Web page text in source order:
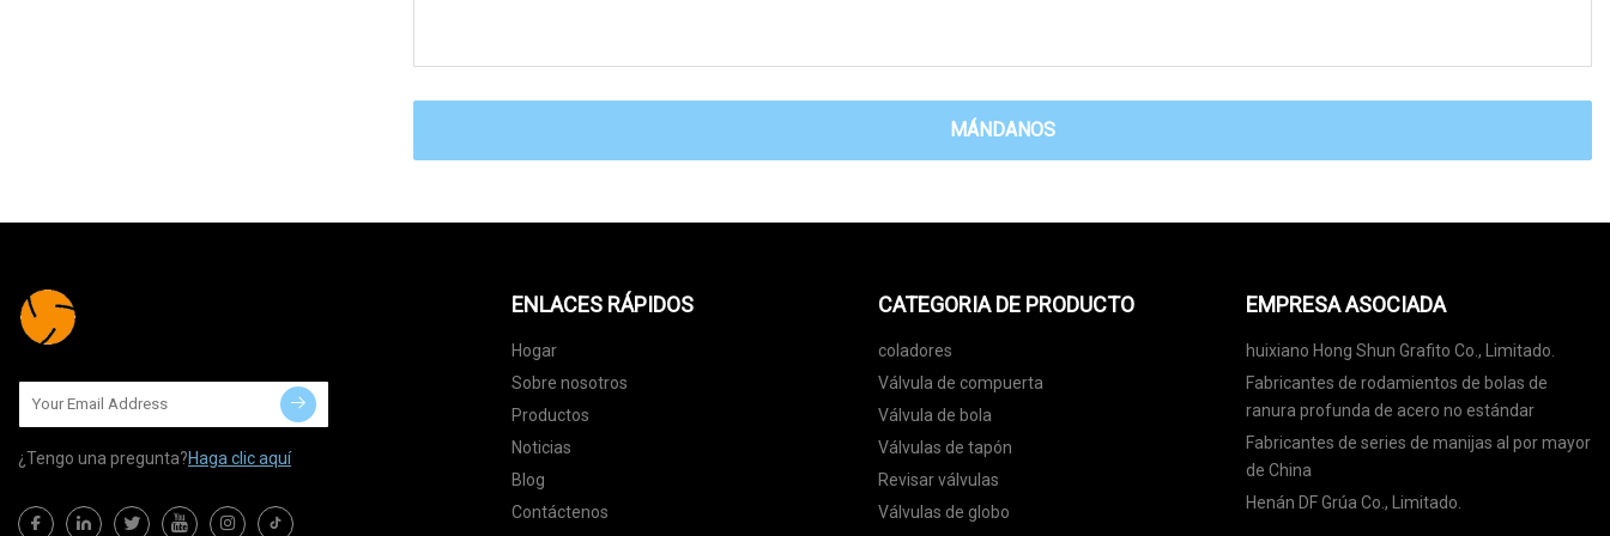
MÁNDANOS
¿Tengo una pregunta?Haga clic aquí
ENLACES RÁPIDOS
Hogar
Sobre nosotros
Productos
Noticias
Blog
Contáctenos
CATEGORIA DE PRODUCTO
coladores
Válvula de compuerta
Válvula de bola
Válvulas de tapón
Revisar válvulas
Válvulas de globo
EMPRESA ASOCIADA
huixiano Hong Shun Grafito Co., Limitado.
Fabricantes de rodamientos de bolas de
ranura profunda de acero no estándar
Fabricantes de series de manijas al por mayor
de China
Henán DF Grúa Co., Limitado.